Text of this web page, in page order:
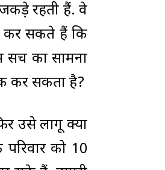
रहती हैं. वे
कर सकते हैं कि
सच का सामना
कर सकता है?
उसे लागू क्यों
को 10